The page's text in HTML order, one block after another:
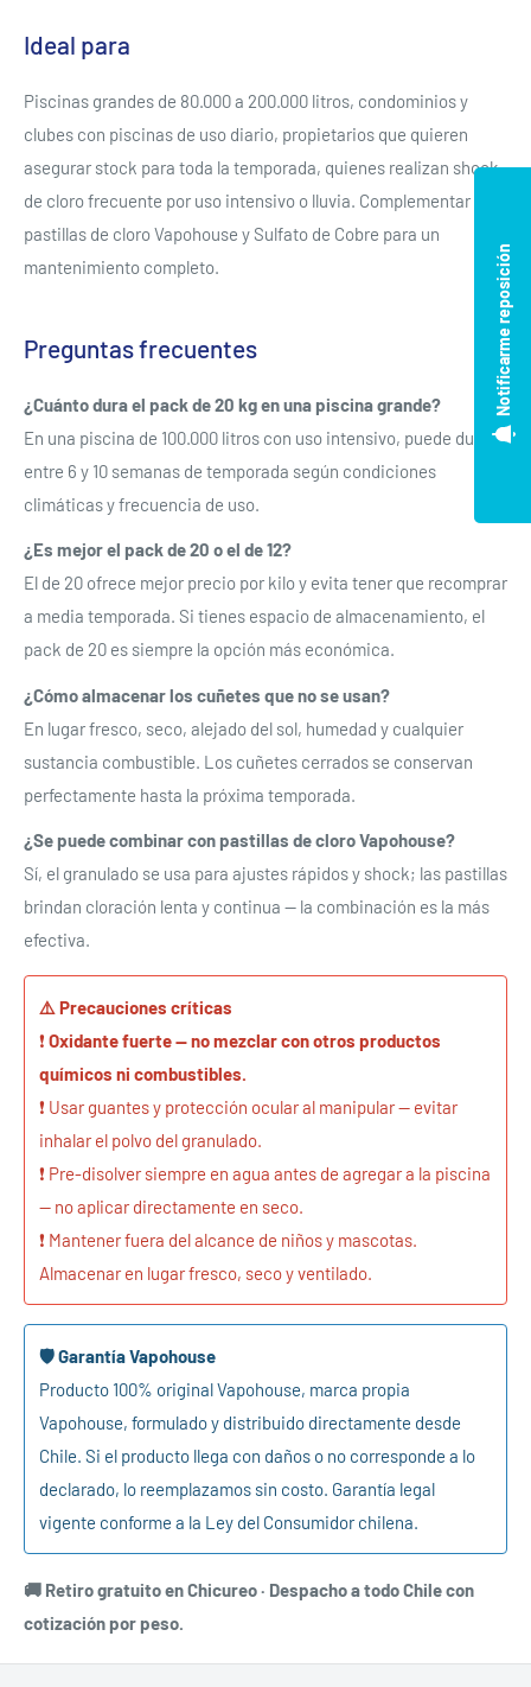
Ideal para
Piscinas grandes de 80.000 a 200.000 litros, condominios y
clubes con piscinas de uso diario, propietarios que quieren
asegurar stock para toda la temporada, quienes realizan shock
de cloro frecuente por uso intensivo o lluvia. Complementar con
pastillas de cloro Vapohouse y Sulfato de Cobre para un
mantenimiento completo.
Preguntas frecuentes
¿Cuánto dura el pack de 20 kg en una piscina grande?
En una piscina de 100.000 litros con uso intensivo, puede durar
entre 6 y 10 semanas de temporada según condiciones
climáticas y frecuencia de uso.
¿Es mejor el pack de 20 o el de 12?
El de 20 ofrece mejor precio por kilo y evita tener que recomprar
a media temporada. Si tienes espacio de almacenamiento, el
pack de 20 es siempre la opción más económica.
¿Cómo almacenar los cuñetes que no se usan?
En lugar fresco, seco, alejado del sol, humedad y cualquier
sustancia combustible. Los cuñetes cerrados se conservan
perfectamente hasta la próxima temporada.
¿Se puede combinar con pastillas de cloro Vapohouse?
Sí, el granulado se usa para ajustes rápidos y shock; las pastillas
brindan cloración lenta y continua — la combinación es la más
efectiva.
⚠️ Precauciones críticas
❗ Oxidante fuerte — no mezclar con otros productos
químicos ni combustibles.
❗ Usar guantes y protección ocular al manipular — evitar
inhalar el polvo del granulado.
❗ Pre-disolver siempre en agua antes de agregar a la piscina
— no aplicar directamente en seco.
❗ Mantener fuera del alcance de niños y mascotas.
Almacenar en lugar fresco, seco y ventilado.
🛡️ Garantía Vapohouse
Producto 100% original Vapohouse, marca propia
Vapohouse, formulado y distribuido directamente desde
Chile. Si el producto llega con daños o no corresponde a lo
declarado, lo reemplazamos sin costo. Garantía legal
vigente conforme a la Ley del Consumidor chilena.
🚚 Retiro gratuito en Chicureo · Despacho a todo Chile con
cotización por peso.
Notificarme reposición
Se requiere iniciar sesión
Acceso